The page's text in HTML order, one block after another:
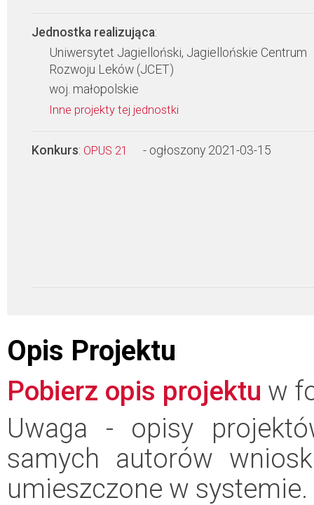
Jednostka realizująca:
Uniwersytet Jagielloński, Jagiellońskie Centrum
Rozwoju Leków (JCET)
woj. małopolskie
Inne projekty tej jednostki
Konkurs: OPUS 21 - ogłoszony 2021-03-15
Opis Projektu
Pobierz opis projektu w
Uwaga - opisy
samych autorów
umieszczone w systemie.